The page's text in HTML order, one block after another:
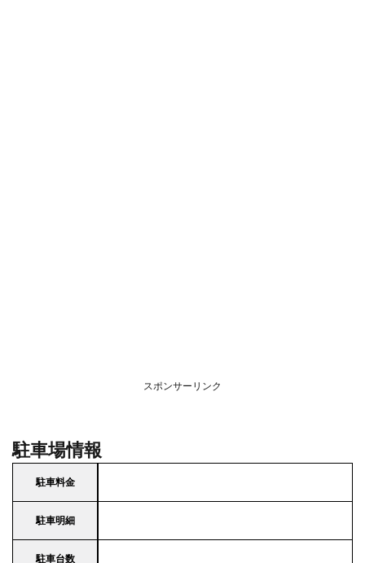
スポンサーリンク
駐車場情報
駐車料金
駐車明細
駐車台数